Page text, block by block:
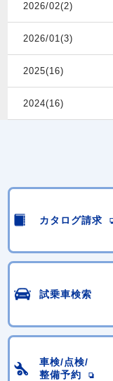
2026/02(2)
2026/01(3)
2025(16)
2024(16)
カタログ請求
試乗車検索
車検/点検/
整備予約